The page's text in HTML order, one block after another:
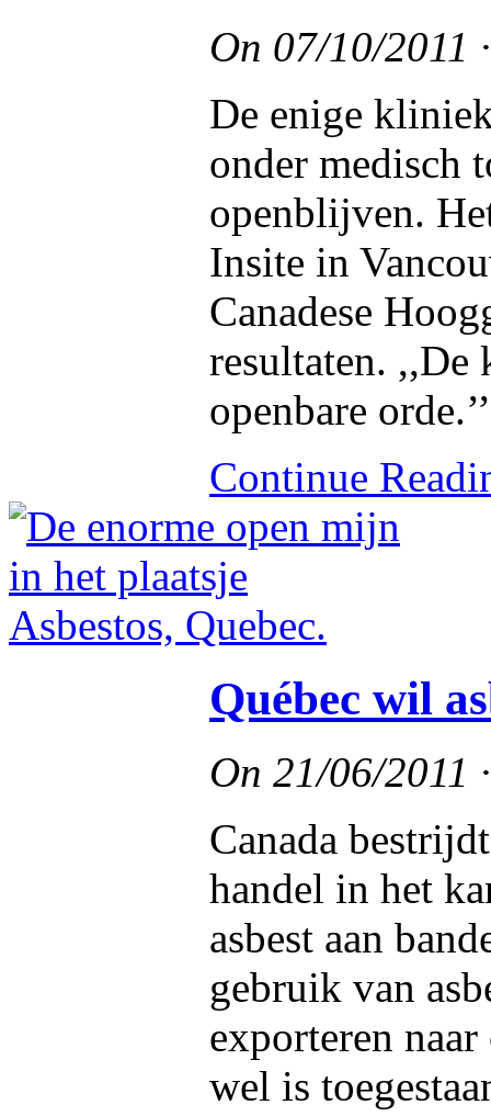
On 07/10/2011
De enige
onder medisch
openblijven.
Insite in
Canadese
resultaten. ,,De
openbare orde.’’
Continue
Québec wil
On 21/06/2011
Canada
handel in het
asbest aan
gebruik van
exporteren
wel is